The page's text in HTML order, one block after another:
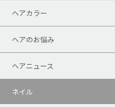
ヘアカラー
ヘアのお悩み
ヘアニュース
ネイル